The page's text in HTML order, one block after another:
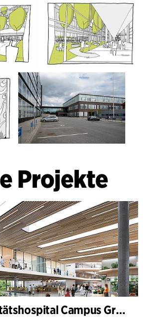
Projekte
LMU Universitätshospital Campus Großhadern